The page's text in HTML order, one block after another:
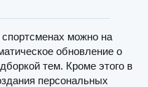
можно на
обновление о
тем. Кроме этого в
персональных